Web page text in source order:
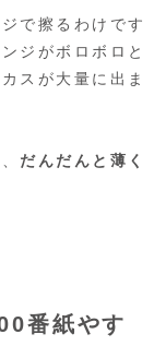
で擦るわけです
ジがボロボロと
スが大量に出ま
だんだんと薄く
番紙やす